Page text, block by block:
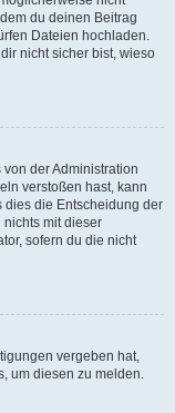
du deinen Beitrag
Dateien hochladen.
nicht sicher bist, wieso
der Administration
verstoßen hast, kann
dies die Entscheidung der
mit dieser
sofern du die nicht
vergeben hat,
um diesen zu melden.